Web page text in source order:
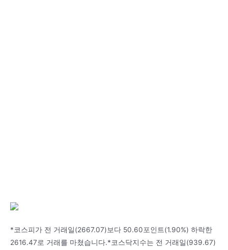
*코스피가 전 거래일(2667.07)보다 50.60포인트(1.90%) 하락한
2616.47로 거래를 마쳤습니다.*코스닥지수는 전 거래일(939.67)